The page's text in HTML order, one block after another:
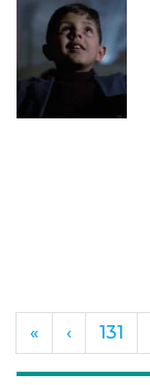
« ‹ 131